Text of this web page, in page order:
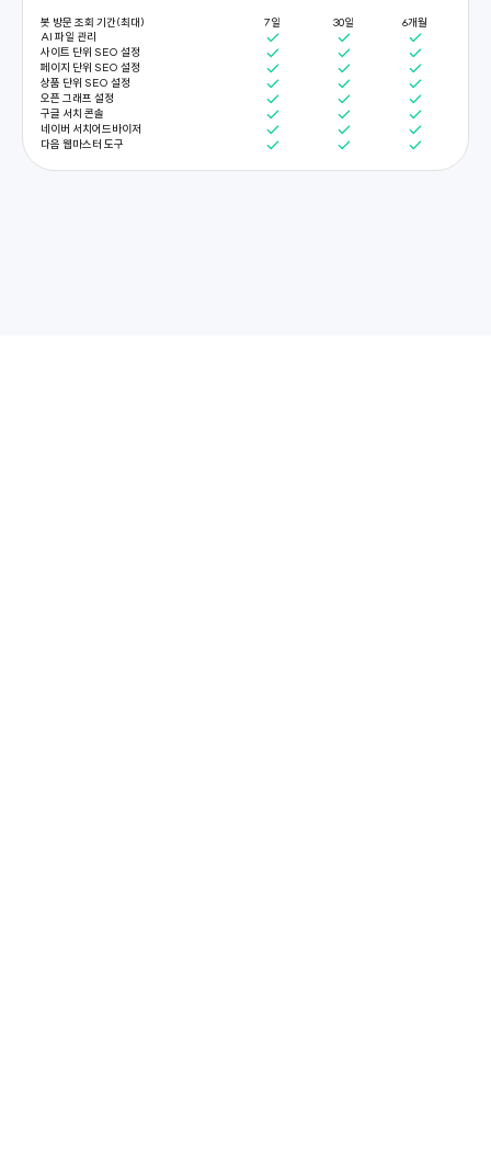
봇 방문 조회 기간(최대) 7일 30일
6개월
AI 파일 관리
사이트 단위 SEO 설정
페이지 단위 SEO 설정
상품 단위 SEO 설정
오픈 그래프 설정
구글 서치 콘솔
네이버 서치어드바이저
다음 웹마스터 도구